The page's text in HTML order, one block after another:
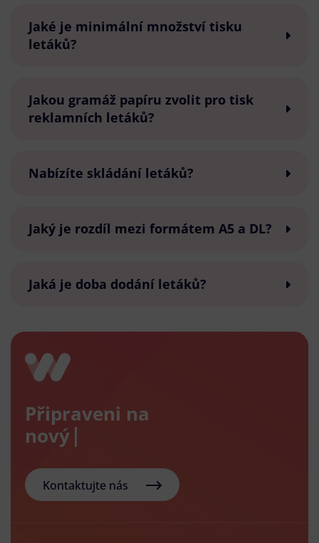
Jaké je minimální množství tisku
letáků?
Jakou gramáž papíru zvolit pro tisk
reklamních letáků?
Nabízíte skládání letáků?
Jaký je rozdíl mezi formátem A5 a DL?
Jaká je doba dodání letáků?
Připraveni na
nový e-sho
Kontaktujte nás